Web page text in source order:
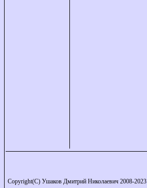
Copyright(C) Ушаков Дмитрий Николаевич 2008-2023